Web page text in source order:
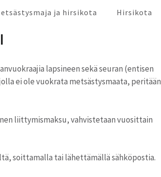
ja hirsikota Hirsikota
lapsineen sekä seuran (entisen
ei ole vuokrata metsästysmaata, peritään
liittymismaksu, vahvistetaan vuosittain
soittamalla tai lähettämällä sähköpostia.